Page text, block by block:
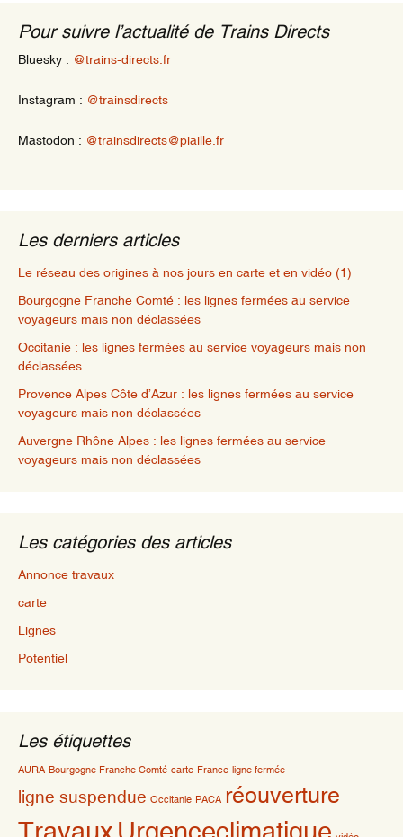
Pour suivre l’actualité de Trains Directs
Bluesky : @trains-directs.fr
Instagram : @trainsdirects
Mastodon : @trainsdirects@piaille.fr
Les derniers articles
Le réseau des origines à nos jours en carte et en vidéo (1)
Bourgogne Franche Comté : les lignes fermées au service
voyageurs mais non déclassées
Occitanie : les lignes fermées au service voyageurs mais non
déclassées
Provence Alpes Côte d’Azur : les lignes fermées au service
voyageurs mais non déclassées
Auvergne Rhône Alpes : les lignes fermées au service
voyageurs mais non déclassées
Les catégories des articles
Annonce travaux
carte
Lignes
Potentiel
Les étiquettes
AURA Bourgogne Franche Comté carte France ligne fermée
ligne suspendue Occitanie PACA réouverture